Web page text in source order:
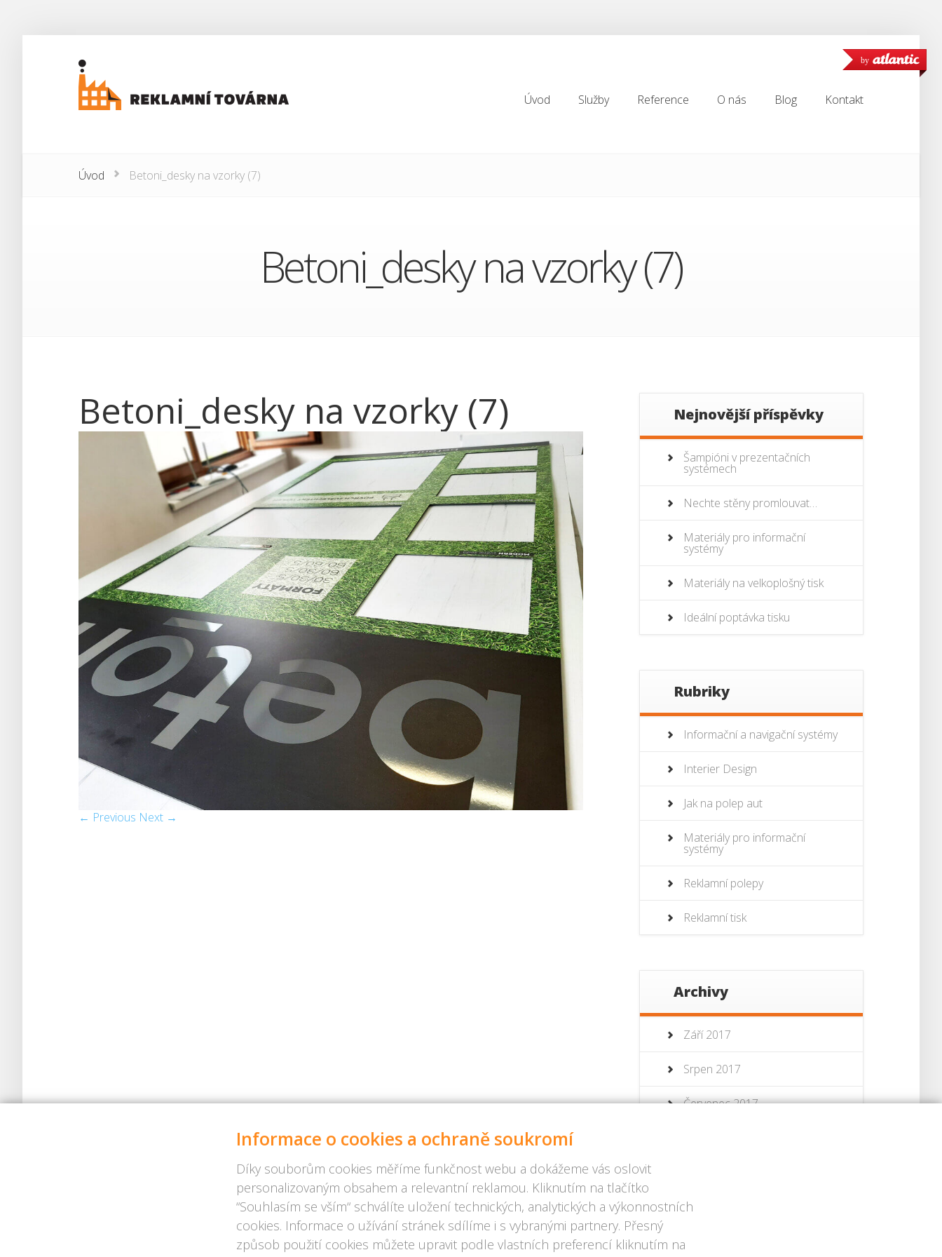
by
Úvod
Služby
Reference
O nás
Blog
Kontakt
Úvod Betoni_desky na vzorky (7)
Betoni_desky na vzorky (7)
Betoni_desky na vzorky (7)
← Previous Next →
Nejnovější příspěvky
Šampióni v prezentačních
systémech
Nechte stěny promlouvat…
Materiály pro informační
systémy
Materiály na velkoplošný tisk
Ideální poptávka tisku
Rubriky
Informační a navigační systémy
Interier Design
Jak na polep aut
Materiály pro informační
systémy
Reklamní polepy
Reklamní tisk
Archivy
Září 2017
Srpen 2017
Červenec 2017
Informace o cookies a ochraně soukromí
Díky souborům cookies měříme funkčnost webu a dokážeme vás oslovit
personalizovaným obsahem a relevantní reklamou. Kliknutím na tlačítko
“Souhlasím se vším“ schválíte uložení technických, analytických a výkonnostních
cookies. Informace o užívání stránek sdílíme i s vybranými partnery. Přesný
způsob použití cookies můžete upravit podle vlastních preferencí kliknutím na